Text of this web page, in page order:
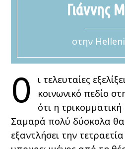
Γιάννης
στην
Ο
ι τελευταίες
κοινωνικό πεδίο
ότι η
Σαμαρά πολύ δύσκολα
εξαντλήσει την